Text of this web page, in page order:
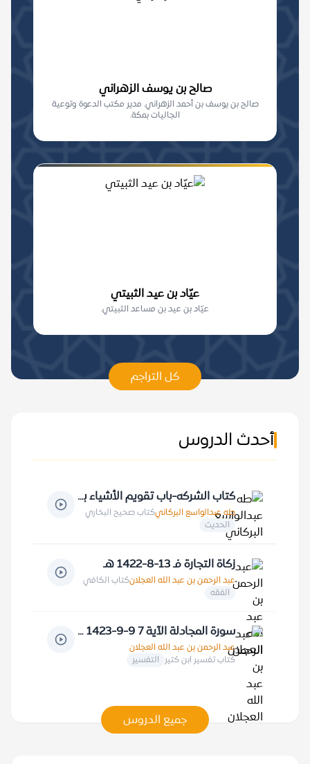
صالح بن يوسف الزهراني
صالح بن يوسف بن أحمد الزهراني. مدير مكتب الدعوة وتوعية
الجاليات بمكة.
عيّاد بن عيد الثبيتي
عيّاد بن عيد بن مساعد الثبيتي.
كل التراجم
أحدث الدروس
كتاب الشركه-باب تقويم الأشياء بين الشركاء 10-4-1409 هـ
طه عبدالواسع البركانيكتاب صحيح البخاري
الحديث
زكاة التجارة فـ 13-8-1422 هـ
عبد الرحمن بن عبد الله العجلانكتاب الكافي
الفقه
سورة المجادلة الآية 7 9-9-1423 هـ
عبد الرحمن بن عبد الله العجلان
كتاب تفسير ابن كثير التفسير
جميع الدروس